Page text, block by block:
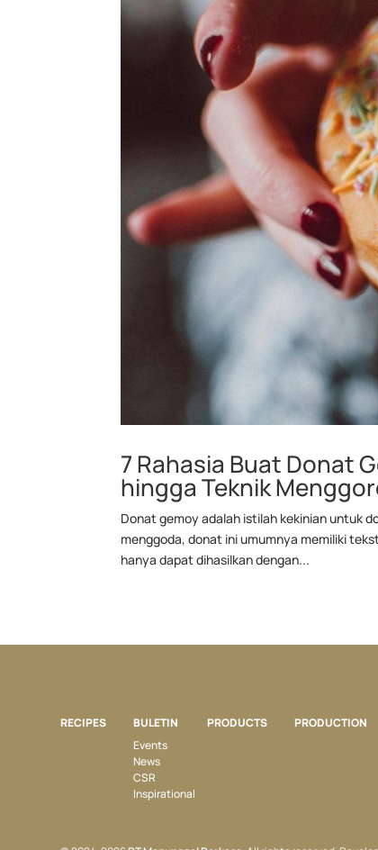
7 Rahasia Buat Donat
hingga Teknik
Donat gemoy adalah istilah kekinian untuk
menggoda, donat ini umumnya memiliki
hanya dapat dihasilkan dengan...
RECIPES
BULETIN
Events
News
CSR
Inspirational
PRODUCTS PRODUCTION